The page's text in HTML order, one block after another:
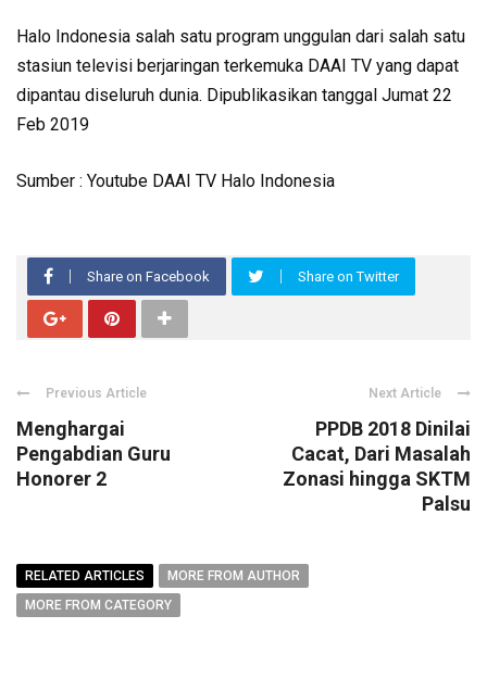
Halo Indonesia salah satu program unggulan dari salah satu
stasiun televisi berjaringan terkemuka DAAI TV yang dapat
dipantau diseluruh dunia. Dipublikasikan tanggal Jumat 22
Feb 2019
Sumber : Youtube DAAI TV Halo Indonesia
Share on Facebook Share on Twitter
Previous Article
Menghargai
Pengabdian Guru
Honorer 2
Next Article
PPDB 2018 Dinilai
Cacat, Dari Masalah
Zonasi hingga SKTM
Palsu
RELATED ARTICLES
MORE FROM AUTHOR
MORE FROM CATEGORY